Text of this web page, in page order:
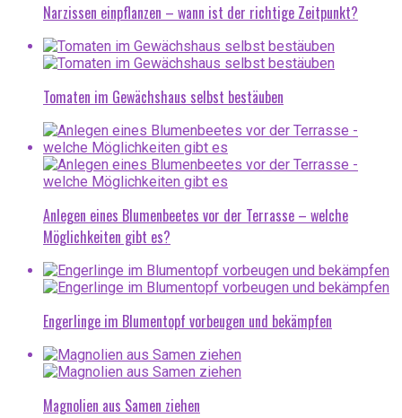
Narzissen einpflanzen – wann ist der richtige Zeitpunkt?
Tomaten im Gewächshaus selbst bestäuben
Anlegen eines Blumenbeetes vor der Terrasse – welche
Möglichkeiten gibt es?
Engerlinge im Blumentopf vorbeugen und bekämpfen
Magnolien aus Samen ziehen